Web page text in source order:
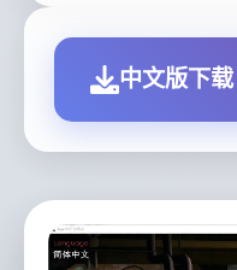
中文版下载